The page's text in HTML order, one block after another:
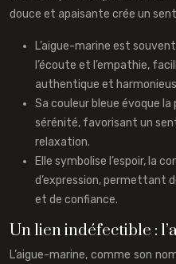
douce et apaisante crée un
L’aigue-marine est
l’écoute et l’empathie,
authentique et
Sa couleur bleue évoque
sérénité, favorisant un
relaxation.
Elle symbolise l’espoir, la
d’expression, permettant
et de confiance.
Un lien indéfectible :
L’aigue-marine, comme son